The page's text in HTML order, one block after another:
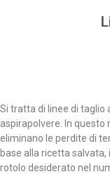
Si tratta di linee di taglio
aspirapolvere. In questo
eliminano le perdite di
base alla ricetta
rotolo desiderato nel